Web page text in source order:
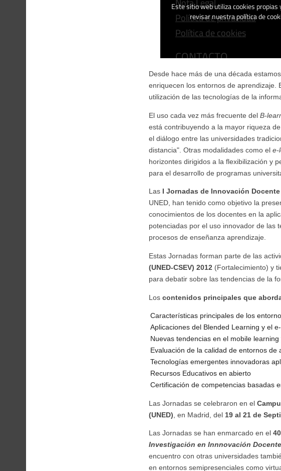
Desde hace más de una década
enriquecen los entornos de aprendizaje.
utilización de las tecnologías de la
El uso cada vez más frecuente del B-
está contribuyendo a la mayor riqueza
el diálogo entre las universidades
distancia". Otras modalidades como el e-
horizontes dirigidos a la flexibilización y
para el desarrollo de programas
Las I Jornadas de Innovación
UNED, han tenido como objetivo la
conocimientos de los docentes en la
potenciadas por el uso innovador de las
procesos de enseñanza aprendizaje.
Estas Jornadas forman parte de las
(UNED-CSEV) 2012 (Fortalecimiento) y
para debatir sobre las tendencias de la
Los contenidos principales que
Características principales de los
Aplicaciones del Blended Learning y el
Nuevas tendencias en el mobile
Evaluación de la calidad de entornos
Tecnologías emergentes innovadoras
Recursos Educativos en abierto
Certificación de competencias basadas
Las Jornadas se celebraron en el
(UNED) , en Madrid, del 19 al 21 de
Las Jornadas se han enmarcado en el
Investigación en Innnovación Docente
encuentro con otras universidades
en entornos semipresenciales como